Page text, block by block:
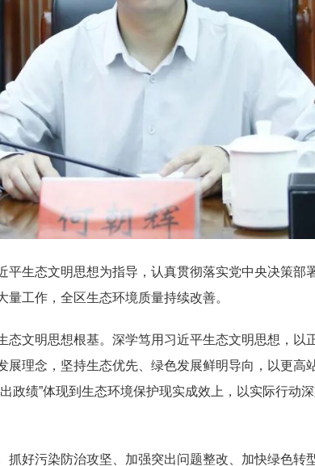
平生态文明思想为指导，认真贯彻落实党中央决策部
工作，全区生态环境质量持续改善。
态文明思想根基。深学笃用习近平生态文明思想，以
展理念，坚持生态优先、绿色发展鲜明导向，以更高
政绩”体现到生态环境保护现实成效上，以实际行动
抓好污染防治攻坚、加强突出问题整改、加快绿色转